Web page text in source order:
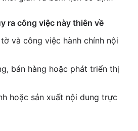
ra công việc này thiên về
và công việc hành chính nội
bán hàng hoặc phát triển thị
hoặc sản xuất nội dung trực